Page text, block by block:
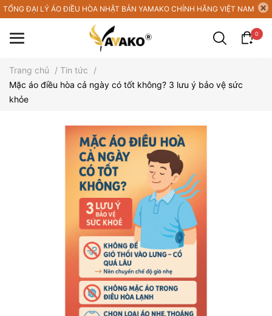
TỔNG ĐẠI LÝ ÁO ĐIỀU HÒA NHẬT BẢN YAMAKO CHÍNH HÃNG VIỆT NAM
0
Trang chủ / Tin tức
/
Mặc áo điều hòa cả ngày có tốt không? 3 lưu ý bảo vệ sức
khỏe